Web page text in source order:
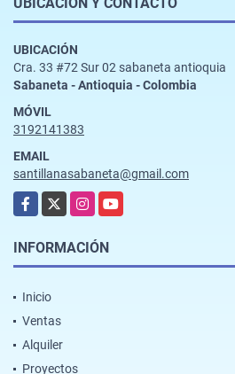
UBICACIÓN
Cra. 33 #72 Sur 02 sabaneta antioquia
Sabaneta - Antioquia - Colombia
MÓVIL
3192141383
EMAIL
santillanasabaneta@gmail.com
Facebook
X InstagramYouTube
INFORMACIÓN
Inicio
Ventas
Alquiler
Proyectos